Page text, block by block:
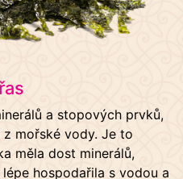
a stopových prvků,
mořské vody. Je to
měla dost minerálů,
hospodařila s vodou a